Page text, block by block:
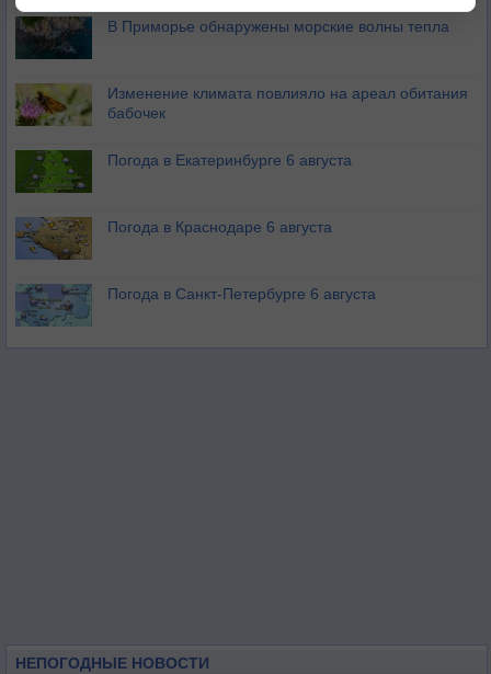
В Приморье обнаружены морские волны тепла
Изменение климата повлияло на ареал обитания
бабочек
Погода в Екатеринбурге 6 августа
Погода в Краснодаре 6 августа
Погода в Санкт-Петербурге 6 августа
НЕПОГОДНЫЕ НОВОСТИ